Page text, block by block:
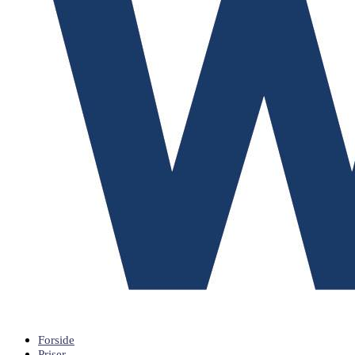
Forside